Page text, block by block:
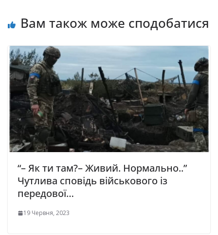
Вам також може сподобатися
“– Як ти там?– Живий. Нормально..”
Чутлива сповідь військового із
передової…
19 Червня, 2023